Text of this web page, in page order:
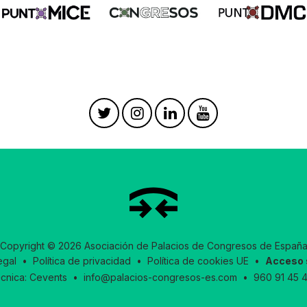
Copyright © 2026 Asociación de Palacios de Congresos de España
• Política de privacidad • Política de cookies UE • Acceso
Cevents • info@palacios-congresos-es.com • 960 91 45